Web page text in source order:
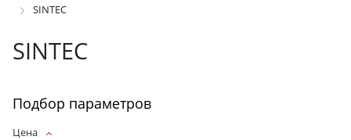
SINTEC
SINTEC
Подбор параметров
Цена